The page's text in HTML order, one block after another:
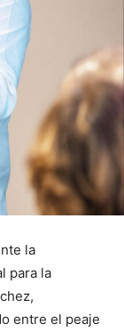
la
para la
entre el peaje